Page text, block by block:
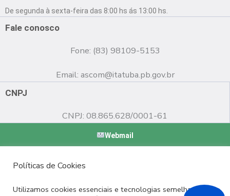
o
o
b
e
g
r
De segunda à sexta-feira das 8:00 hs ás 13:00 hs.
Fale conosco
Fone: (83) 98109-5153
Email: ascom@itatuba.pb.gov.br
CNPJ
CNPJ: 08.865.628/0001-61
Webmail
Políticas de Cookies
Utilizamos cookies essenciais e tecnologias semelhantes de